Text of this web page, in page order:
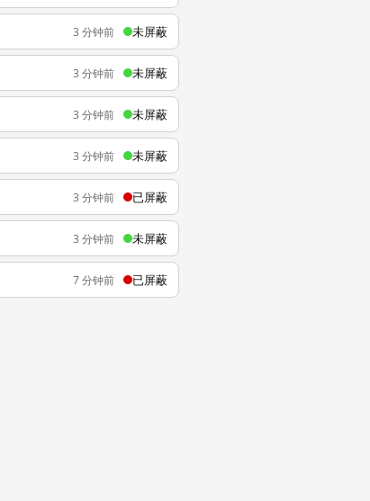
3 分钟前 未屏蔽
3 分钟前 未屏蔽
3 分钟前 未屏蔽
3 分钟前 未屏蔽
3 分钟前 已屏蔽
3 分钟前 未屏蔽
7 分钟前 已屏蔽